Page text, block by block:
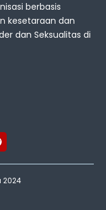
berbasis
kesetaraan dan
dan Seksualitas di